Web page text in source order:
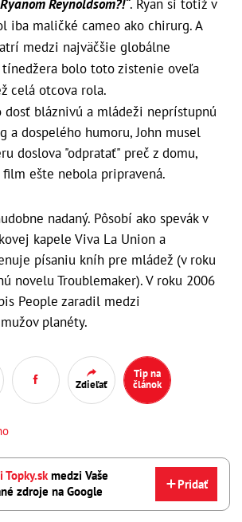
Reynoldsom?!“. Ryan si totiž v
iba maličké cameo ako chirurg. A
medzi najväčšie globálne
tínedžera bolo toto zistenie oveľa
celá otcova rola.
dosť bláznivú a mládeži neprístupnú
a dospelého humoru, John musel
doslova "odpratať" preč z domu,
ešte nebola pripravená.
nadaný. Pôsobí ako spevák v
kapele Viva La Union a
písaniu kníh pre mládež (v roku
novelu Troublemaker). V roku 2006
People zaradil medzi
planéty.
Zdieľať
Tip na
článok
Topky.skmedzi Vaše
zdroje na Google
Pridať